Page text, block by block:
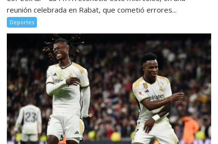
reunión celebrada en Rabat, que cometió errores...
Deportes